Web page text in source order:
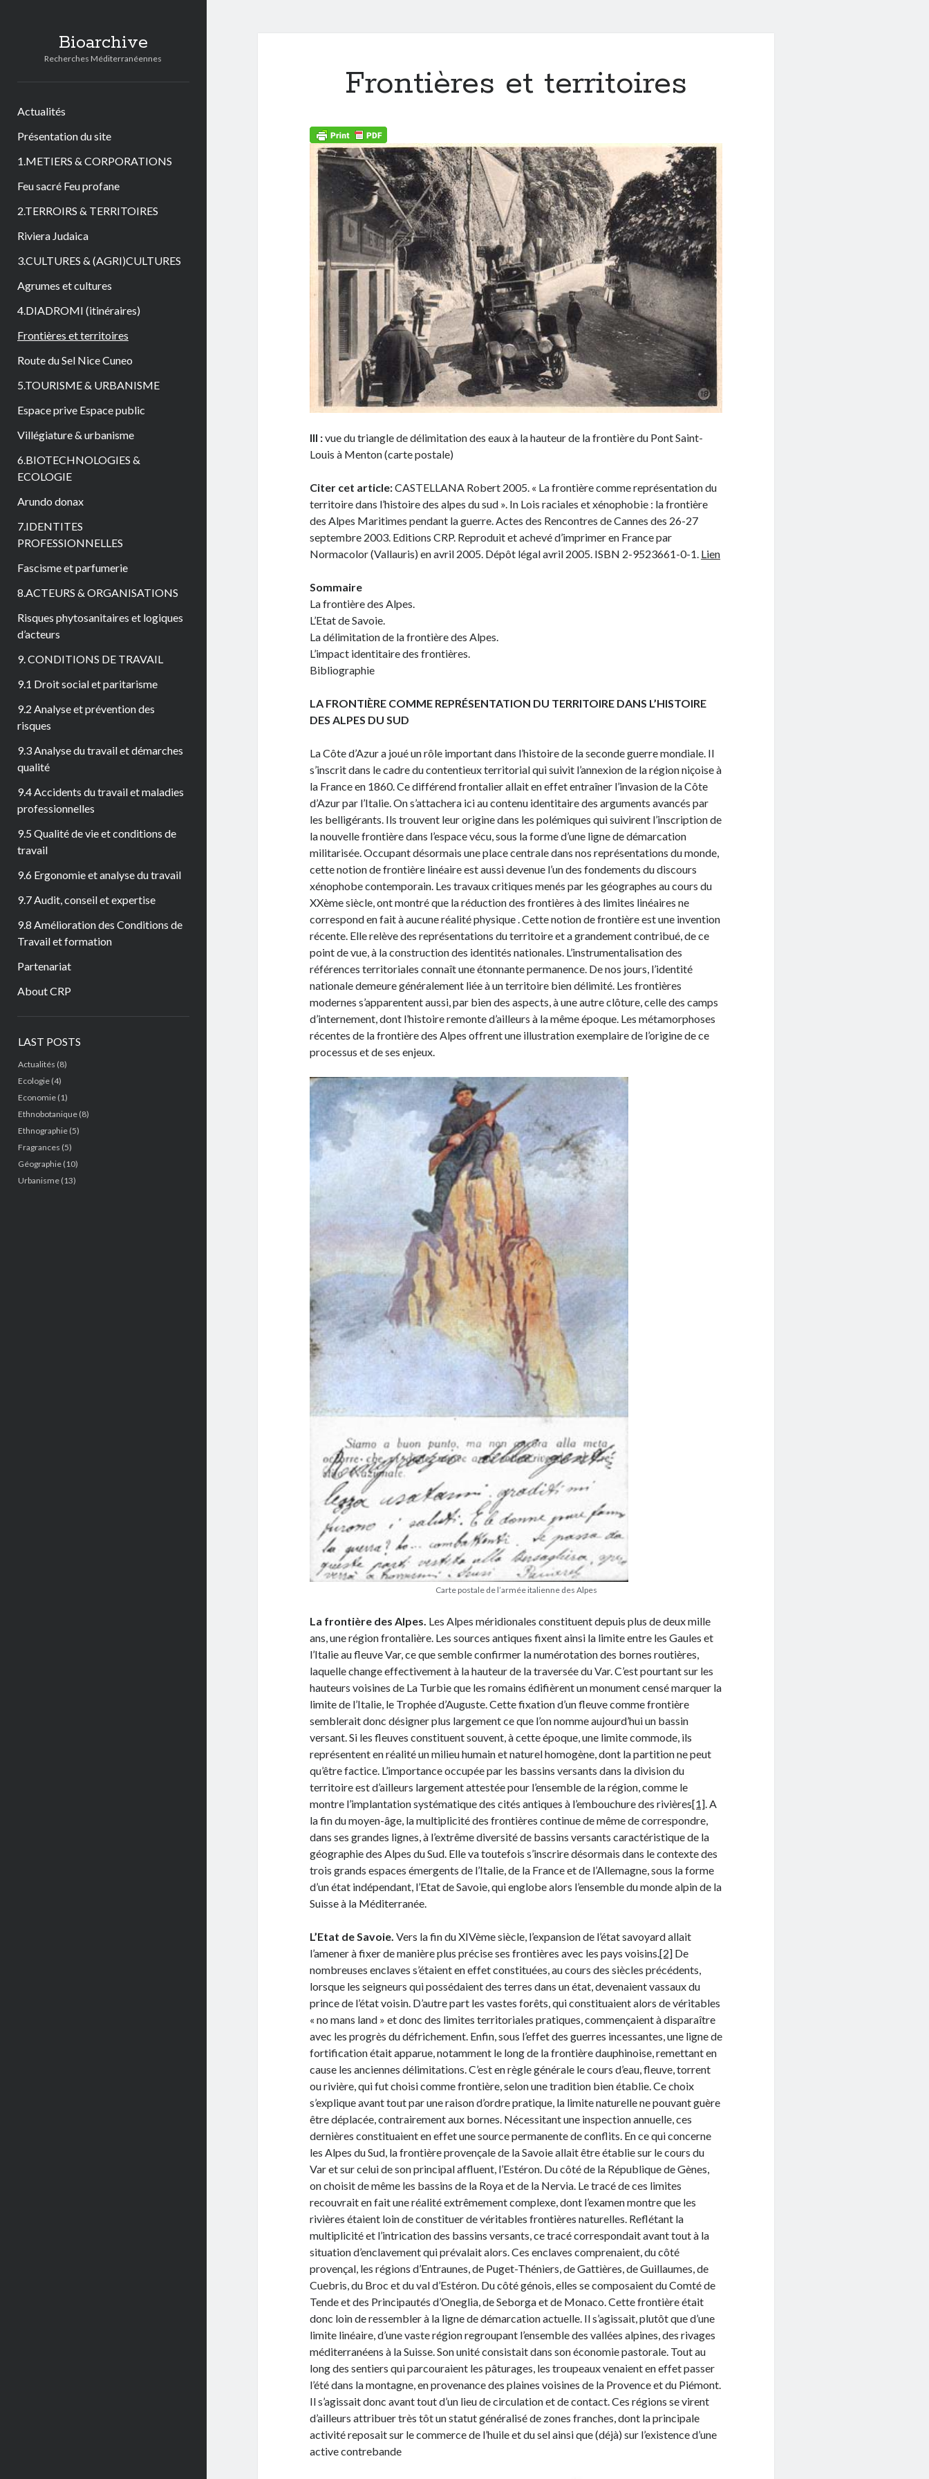
Bioarchive
Recherches Méditerranéennes
Actualités
Présentation du site
1.METIERS & CORPORATIONS
Feu sacré Feu profane
2.TERROIRS & TERRITOIRES
Riviera Judaica
3.CULTURES & (AGRI)CULTURES
Agrumes et cultures
4.DIADROMI (itinéraires)
Frontières et territoires
Route du Sel Nice Cuneo
5.TOURISME & URBANISME
Espace prive Espace public
Villégiature & urbanisme
6.BIOTECHNOLOGIES &
ECOLOGIE
Arundo donax
7.IDENTITES
PROFESSIONNELLES
Fascisme et parfumerie
8.ACTEURS & ORGANISATIONS
Risques phytosanitaires et logiques
d’acteurs
9. CONDITIONS DE TRAVAIL
9.1 Droit social et paritarisme
9.2 Analyse et prévention des
risques
9.3 Analyse du travail et démarches
qualité
9.4 Accidents du travail et maladies
professionnelles
9.5 Qualité de vie et conditions de
travail
9.6 Ergonomie et analyse du travail
9.7 Audit, conseil et expertise
9.8 Amélioration des Conditions de
Travail et formation
Partenariat
About CRP
LAST POSTS
Actualités (8)
Ecologie(4)
Economie(1)
Ethnobotanique(8)
Ethnographie(5)
Fragrances (5)
Géographie(10)
Urbanisme(13)
Frontières et territoires
Ill :vue du triangle de délimitation des eaux à la hauteur de la frontière du Pont Saint-
Louis à Menton (carte postale)
Citer cet article:CASTELLANA Robert 2005. « La frontière comme représentation du
territoire dans l’histoire des alpes du sud ». In Lois raciales et xénophobie : la frontière
des Alpes Maritimes pendant la guerre. Actes des Rencontres de Cannes des 26-27
septembre 2003. Editions CRP. Reproduit et achevé d’imprimer en France par
Normacolor (Vallauris) en avril 2005. Dépôt légal avril 2005. ISBN 2-9523661-0-1. Lien
Sommaire
La frontière des Alpes.
L’Etat de Savoie.
La délimitation de la frontière des Alpes.
L’impact identitaire des frontières.
Bibliographie
LA FRONTIÈRE COMME REPRÉSENTATION DU TERRITOIRE DANS L’HISTOIRE
DES ALPES DU SUD
La Côte d’Azur a joué un rôle important dans l’histoire de la seconde guerre mondiale. Il
s’inscrit dans le cadre du contentieux territorial qui suivit l’annexion de la région niçoise à
la France en 1860. Ce différend frontalier allait en effet entraîner l’invasion de la Côte
d’Azur par l’Italie. On s’attachera ici au contenu identitaire des arguments avancés par
les belligérants. Ils trouvent leur origine dans les polémiques qui suivirent l’inscription de
la nouvelle frontière dans l’espace vécu, sous la forme d’une ligne de démarcation
militarisée. Occupant désormais une place centrale dans nos représentations du monde,
cette notion de frontière linéaire est aussi devenue l’un des fondements du discours
xénophobe contemporain. Les travaux critiques menés par les géographes au cours du
XXème siècle, ont montré que la réduction des frontières à des limites linéaires ne
correspond en fait à aucune réalité physique . Cette notion de frontière est une invention
récente. Elle relève des représentations du territoire et a grandement contribué, de ce
point de vue, à la construction des identités nationales. L’instrumentalisation des
références territoriales connaît une étonnante permanence. De nos jours, l’identité
nationale demeure généralement liée à un territoire bien délimité. Les frontières
modernes s’apparentent aussi, par bien des aspects, à une autre clôture, celle des camps
d’internement, dont l’histoire remonte d’ailleurs à la même époque. Les métamorphoses
récentes de la frontière des Alpes offrent une illustration exemplaire de l’origine de ce
processus et de ses enjeux.
Carte postale de l’armée italienne des Alpes
La frontière des Alpes. Les Alpes méridionales constituent depuis plus de deux mille
ans, une région frontalière. Les sources antiques fixent ainsi la limite entre les Gaules et
l’Italie au fleuve Var, ce que semble confirmer la numérotation des bornes routières,
laquelle change effectivement à la hauteur de la traversée du Var. C’est pourtant sur les
hauteurs voisines de La Turbie que les romains édifièrent un monument censé marquer la
limite de l’Italie, le Trophée d’Auguste. Cette fixation d’un fleuve comme frontière
semblerait donc désigner plus largement ce que l’on nomme aujourd’hui un bassin
versant. Si les fleuves constituent souvent, à cette époque, une limite commode, ils
représentent en réalité un milieu humain et naturel homogène, dont la partition ne peut
qu’être factice. L’importance occupée par les bassins versants dans la division du
territoire est d’ailleurs largement attestée pour l’ensemble de la région, comme le
montre l’implantation systématique des cités antiques à l’embouchure des rivières[1]. A
la fin du moyen-âge, la multiplicité des frontières continue de même de correspondre,
dans ses grandes lignes, à l’extrême diversité de bassins versants caractéristique de la
géographie des Alpes du Sud. Elle va toutefois s’inscrire désormais dans le contexte des
trois grands espaces émergents de l’Italie, de la France et de l’Allemagne, sous la forme
d’un état indépendant, l’Etat de Savoie, qui englobe alors l’ensemble du monde alpin de la
Suisse à la Méditerranée.
L’Etat de Savoie.Vers la fin du XIVème siècle, l’expansion de l’état savoyard allait
l’amener à fixer de manière plus précise ses frontières avec les pays voisins.[2] De
nombreuses enclaves s’étaient en effet constituées, au cours des siècles précédents,
lorsque les seigneurs qui possédaient des terres dans un état, devenaient vassaux du
prince de l’état voisin. D’autre part les vastes forêts, qui constituaient alors de véritables
« no mans land » et donc des limites territoriales pratiques, commençaient à disparaître
avec les progrès du défrichement. Enfin, sous l’effet des guerres incessantes, une ligne de
fortification était apparue, notamment le long de la frontière dauphinoise, remettant en
cause les anciennes délimitations. C’est en règle générale le cours d’eau, fleuve, torrent
ou rivière, qui fut choisi comme frontière, selon une tradition bien établie. Ce choix
s’explique avant tout par une raison d’ordre pratique, la limite naturelle ne pouvant guère
être déplacée, contrairement aux bornes. Nécessitant une inspection annuelle, ces
dernières constituaient en effet une source permanente de conflits. En ce qui concerne
les Alpes du Sud, la frontière provençale de la Savoie allait être établie sur le cours du
Var et sur celui de son principal affluent, l’Estéron. Du côté de la République de Gènes,
on choisit de même les bassins de la Roya et de la Nervia. Le tracé de ces limites
recouvrait en fait une réalité extrêmement complexe, dont l’examen montre que les
rivières étaient loin de constituer de véritables frontières naturelles. Reflétant la
multiplicité et l’intrication des bassins versants, ce tracé correspondait avant tout à la
situation d’enclavement qui prévalait alors. Ces enclaves comprenaient, du côté
provençal, les régions d’Entraunes, de Puget-Théniers, de Gattières, de Guillaumes, de
Cuebris, du Broc et du val d’Estéron. Du côté génois, elles se composaient du Comté de
Tende et des Principautés d’Oneglia, de Seborga et de Monaco. Cette frontière était
donc loin de ressembler à la ligne de démarcation actuelle. Il s’agissait, plutôt que d’une
limite linéaire, d’une vaste région regroupant l’ensemble des vallées alpines, des rivages
méditerranéens à la Suisse. Son unité consistait dans son économie pastorale. Tout au
long des sentiers qui parcouraient les pâturages, les troupeaux venaient en effet passer
l’été dans la montagne, en provenance des plaines voisines de la Provence et du Piémont.
Il s’agissait donc avant tout d’un lieu de circulation et de contact. Ces régions se virent
d’ailleurs attribuer très tôt un statut généralisé de zones franches, dont la principale
activité reposait sur le commerce de l’huile et du sel ainsi que (déjà) sur l’existence d’une
active contrebande